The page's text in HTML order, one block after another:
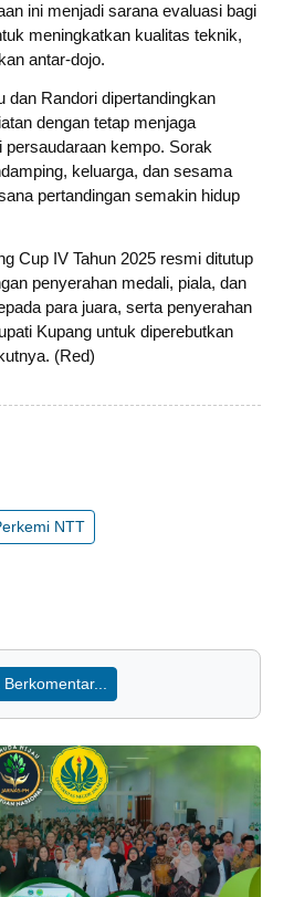
ini menjadi sarana evaluasi bagi
meningkatkan kualitas teknik,
antar-dojo.
dan Randori dipertandingkan
dengan tetap menjaga
persaudaraan kempo. Sorak
keluarga, dan sesama
pertandingan semakin hidup
Cup IV Tahun 2025 resmi ditutup
penyerahan medali, piala, dan
para juara, serta penyerahan
Kupang untuk diperebutkan
(Red)
NTT